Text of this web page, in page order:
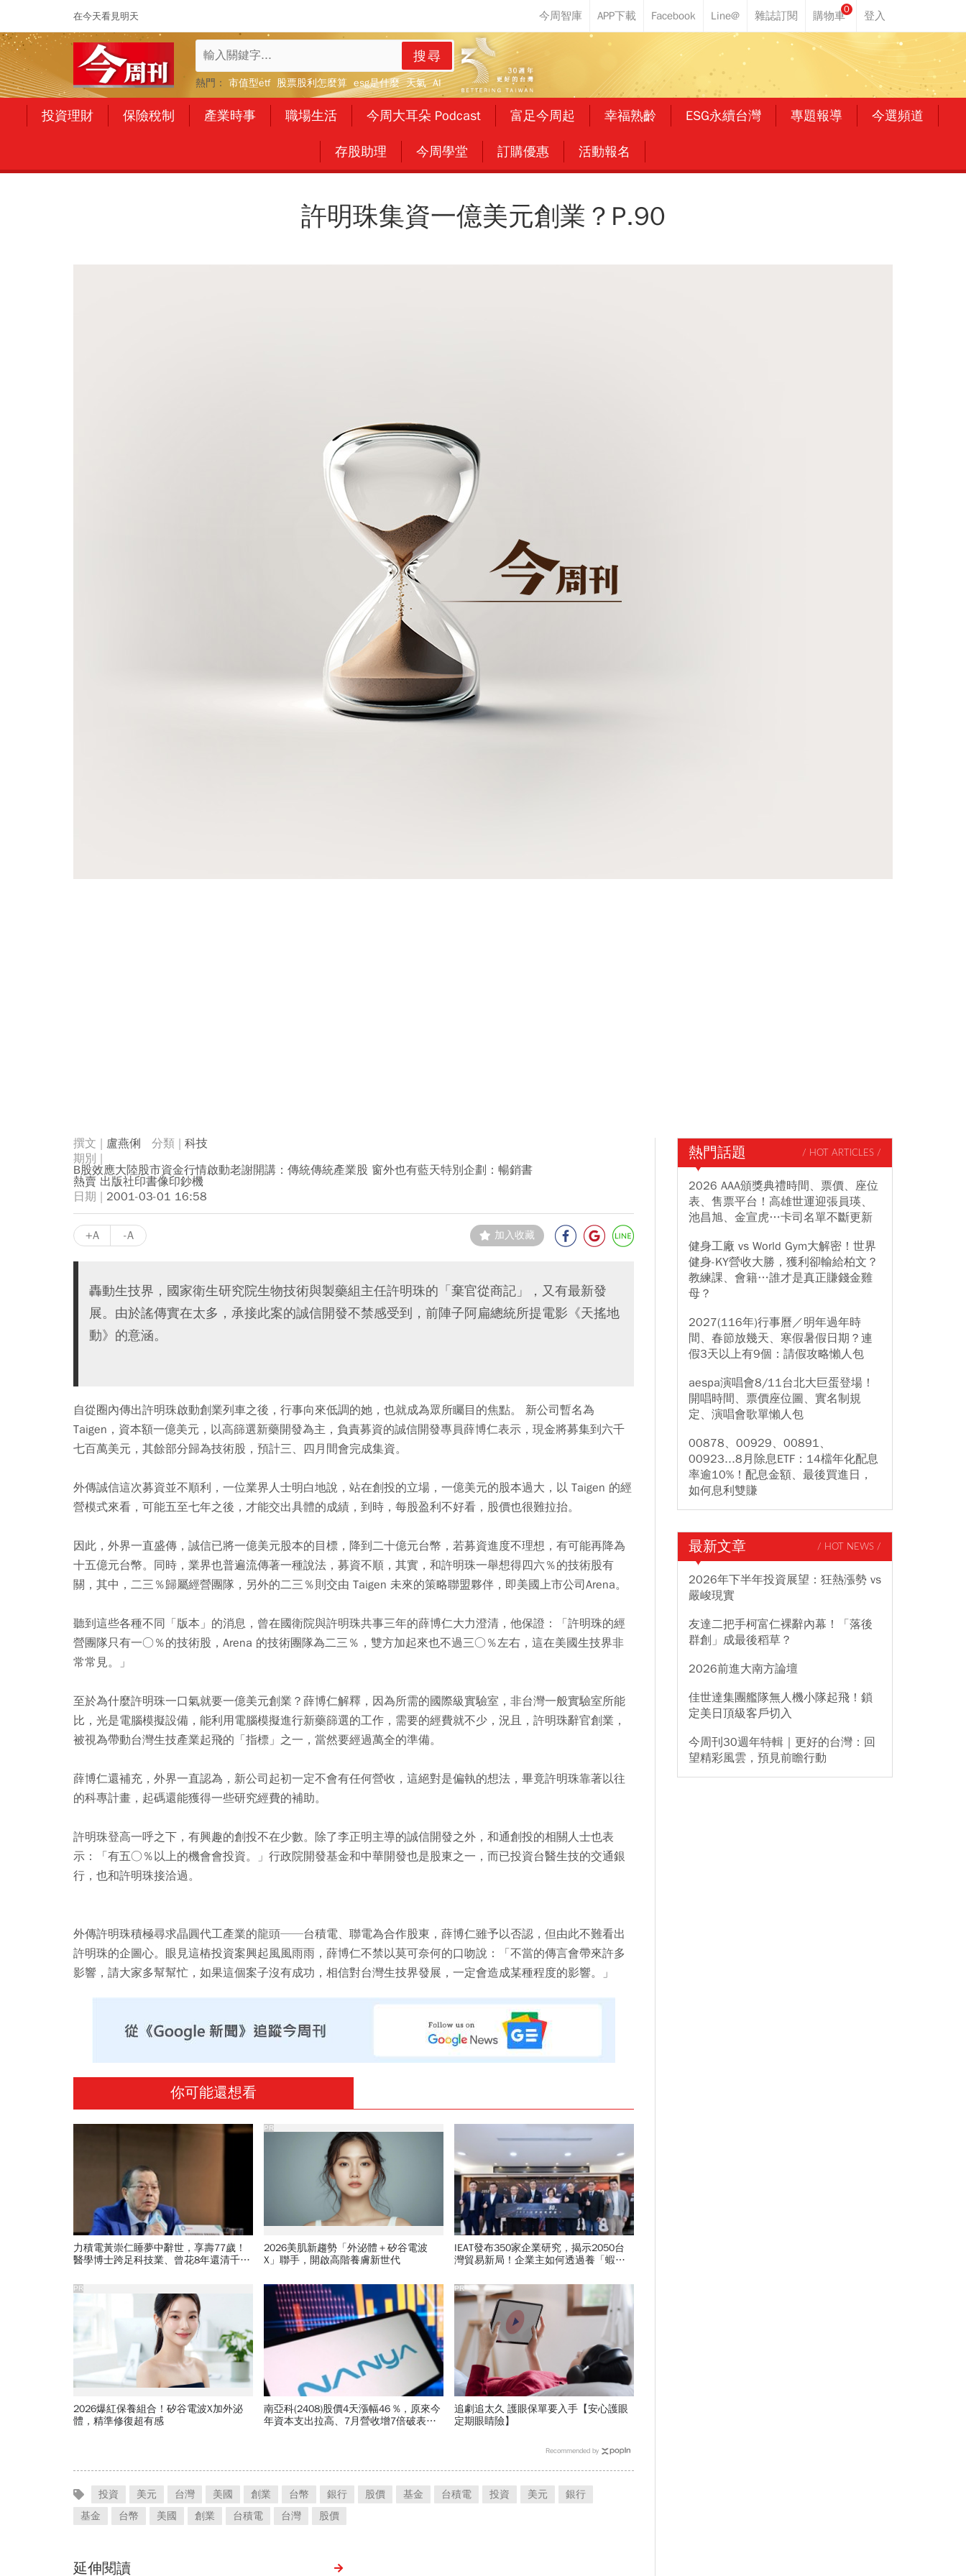
在今天看見明天
0
搜尋
熱門： 市值型etf 股票股利怎麼算 esg是什麼 天氣 AI
投資理財 保險稅制 產業時事 職場生活 今周大耳朵 Podcast 富足今周起 幸福熟齡 ESG永續台灣 專題報導 今選頻道
存股助理 今周學堂 訂購優惠 活動報名
許明珠集資一億美元創業？P.90
盧燕俐
科技
B股效應大陸股市資金行情啟動老謝開講：傳統傳統產業股 窗外也有藍天特別企劃：暢銷書
熱賣 出版社印書像印鈔機
2001-03-01 16:58
+A -A 加入收藏
轟動生技界，國家衛生研究院生物技術與製藥組主任許明珠的「棄官從商記」，又有最新發
展。由於謠傳實在太多，承接此案的誠信開發不禁感受到，前陣子阿扁總統所提電影《天搖地
動》的意涵。
自從圈內傳出許明珠啟動創業列車之後，行事向來低調的她，也就成為眾所矚目的焦點。 新公司暫名為
Taigen，資本額一億美元，以高篩選新藥開發為主，負責募資的誠信開發專員薛博仁表示，現金將募集到六千
七百萬美元，其餘部分歸為技術股，預計三、四月間會完成集資。
外傳誠信這次募資並不順利，一位業界人士明白地說，站在創投的立場，一億美元的股本過大，以 Taigen 的經
營模式來看，可能五至七年之後，才能交出具體的成績，到時，每股盈利不好看，股價也很難拉抬。
因此，外界一直盛傳，誠信已將一億美元股本的目標，降到二十億元台幣，若募資進度不理想，有可能再降為
十五億元台幣。同時，業界也普遍流傳著一種說法，募資不順，其實，和許明珠一舉想得四六％的技術股有
關，其中，二三％歸屬經營團隊，另外的二三％則交由 Taigen 未來的策略聯盟夥伴，即美國上市公司Arena。
聽到這些各種不同「版本」的消息，曾在國衛院與許明珠共事三年的薛博仁大力澄清，他保證：「許明珠的經
營團隊只有一○％的技術股，Arena 的技術團隊為二三％，雙方加起來也不過三○％左右，這在美國生技界非
常常見。」
至於為什麼許明珠一口氣就要一億美元創業？薛博仁解釋，因為所需的國際級實驗室，非台灣一般實驗室所能
比，光是電腦模擬設備，能利用電腦模擬進行新藥篩選的工作，需要的經費就不少，況且，許明珠辭官創業，
被視為帶動台灣生技產業起飛的「指標」之一，當然要經過萬全的準備。
薛博仁還補充，外界一直認為，新公司起初一定不會有任何營收，這絕對是偏執的想法，畢竟許明珠靠著以往
的科專計畫，起碼還能獲得一些研究經費的補助。
許明珠登高一呼之下，有興趣的創投不在少數。除了李正明主導的誠信開發之外，和通創投的相關人士也表
示：「有五○％以上的機會會投資。」行政院開發基金和中華開發也是股東之一，而已投資台醫生技的交通銀
行，也和許明珠接洽過。
外傳許明珠積極尋求晶圓代工產業的龍頭──台積電、聯電為合作股東，薛博仁雖予以否認，但由此不難看出
許明珠的企圖心。眼見這樁投資案興起風風雨雨，薛博仁不禁以莫可奈何的口吻說：「不當的傳言會帶來許多
影響，請大家多幫幫忙，如果這個案子沒有成功，相信對台灣生技界發展，一定會造成某種程度的影響。」
你可能還想看
力積電黃崇仁睡夢中辭世，享壽77歲！
醫學博士跨足科技業、曾花8年還清千萬
2026美肌新趨勢「外泌體＋矽谷電波
X」聯手，開啟高階養膚新世代
PR
IEAT發布350家企業研究，揭示2050台
灣貿易新局！企業主如何透過養「蝦」
2026爆紅保養組合！矽谷電波X加外泌
體，精準修復超有感
PR
南亞科(2408)股價4天漲幅46 %，原來今
年資本支出拉高、7月營收增7倍破表！
追劇追太久 護眼保單要入手【安心護眼
定期眼睛險】
PR
Recommended by
投資 美元 台灣 美國 創業 台幣 銀行 股價 基金 台積電 投資 美元
銀行
基金
台幣 美國 創業 台積電 台灣 股價
延伸閱讀
熱門話題 / HOT ARTICLES /
2026 AAA頒獎典禮時間、票價、座位
表、售票平台！高雄世運迎張員瑛、
池昌旭、金宣虎…卡司名單不斷更新
健身工廠 vs World Gym大解密！世界
健身-KY營收大勝，獲利卻輸給柏文？
教練課、會籍…誰才是真正賺錢金雞
母？
2027(116年)行事曆／明年過年時
間、春節放幾天、寒假暑假日期？連
假3天以上有9個：請假攻略懶人包
aespa演唱會8/11台北大巨蛋登場！
開唱時間、票價座位圖、實名制規
定、演唱會歌單懶人包
00878、00929、00891、
00923...8月除息ETF：14檔年化配息
率逾10%！配息金額、最後買進日，
如何息利雙賺
最新文章 / HOT NEWS /
2026年下半年投資展望：狂熱漲勢 vs
嚴峻現實
友達二把手柯富仁裸辭內幕！「落後
群創」成最後稻草？
2026前進大南方論壇
佳世達集團艦隊無人機小隊起飛！鎖
定美日頂級客戶切入
今周刊30週年特輯｜更好的台灣：回
望精彩風雲，預見前瞻行動